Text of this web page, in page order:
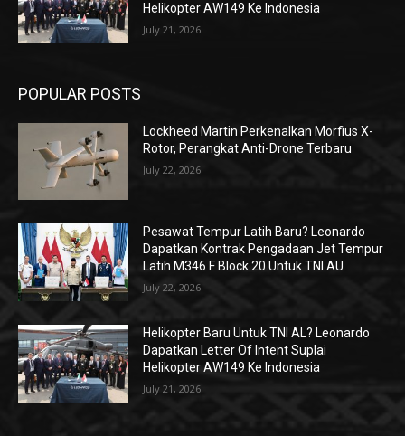
Helikopter AW149 Ke Indonesia
July 21, 2026
POPULAR POSTS
Lockheed Martin Perkenalkan Morfius X-
Rotor, Perangkat Anti-Drone Terbaru
July 22, 2026
Pesawat Tempur Latih Baru? Leonardo
Dapatkan Kontrak Pengadaan Jet Tempur
Latih M346 F Block 20 Untuk TNI AU
July 22, 2026
Helikopter Baru Untuk TNI AL? Leonardo
Dapatkan Letter Of Intent Suplai
Helikopter AW149 Ke Indonesia
July 21, 2026